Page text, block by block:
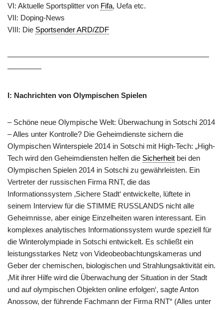
VI: Aktuelle Sportsplitter von Fifa, Uefa etc.
VII: Doping-News
VIII: Die Sportsender ARD/ZDF
———————————————————————————
————–
I: Nachrichten von Olympischen Spielen
– Schöne neue Olympische Welt: Überwachung in Sotschi 2014
– Alles unter Kontrolle? Die Geheimdienste sichern die
Olympischen Winterspiele 2014 in Sotschi mit High-Tech: „High-
Tech wird den Geheimdiensten helfen die Sicherheit bei den
Olympischen Spielen 2014 in Sotschi zu gewährleisten. Ein
Vertreter der russischen Firma RNT, die das
Informationssystem ‚Sichere Stadt‘ entwickelte, lüftete in
seinem Interview für die STIMME RUSSLANDS nicht alle
Geheimnisse, aber einige Einzelheiten waren interessant. Ein
komplexes analytisches Informationssystem wurde speziell für
die Winterolympiade in Sotschi entwickelt. Es schließt ein
leistungsstarkes Netz von Videobeobachtungskameras und
Geber der chemischen, biologischen und Strahlungsaktivität ein.
‚Mit ihrer Hilfe wird die Überwachung der Situation in der Stadt
und auf olympischen Objekten online erfolgen‘, sagte Anton
Anossow, der führende Fachmann der Firma RNT“ (Alles unter